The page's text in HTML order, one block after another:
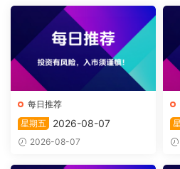
每日推荐
星期五
2026-08-07
2026-08-07